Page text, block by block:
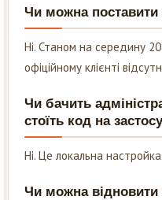
Чи можна
Ні. Станом на середину
офіційному клієнті
Чи бачить
стоїть код на
Ні. Це локальна
Чи можна відновити